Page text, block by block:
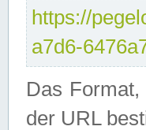
https://
a7d6-
Das
der URL